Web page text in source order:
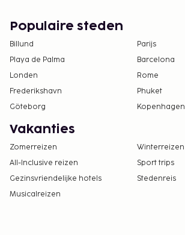
Populaire steden
Billund
Parijs
Playa de Palma
Barcelona
Londen
Rome
Frederikshavn
Phuket
Göteborg
Kopenhagen
Vakanties
Zomerreizen
Winterreizen
All-Inclusive reizen
Sport trips
Gezinsvriendelijke hotels
Stedenreis
Musicalreizen